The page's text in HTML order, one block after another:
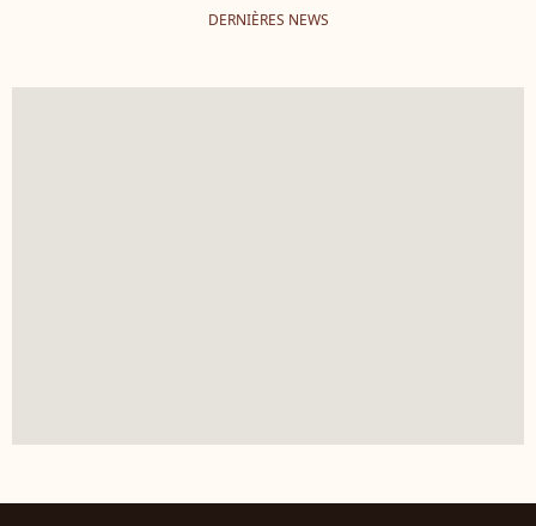
DERNIÈRES NEWS